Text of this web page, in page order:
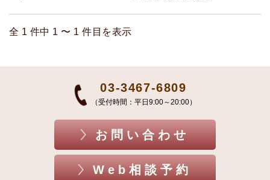
全 1 件中 1 〜 1 件目を表示
03-3467-6809
（受付時間：平日9:00～20:00）
お問い合わせ
Web相談予約